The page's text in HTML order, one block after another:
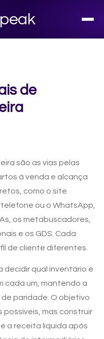
de
são as vias pelas
à venda e alcança
como o site
ou o WhatsApp,
os metabuscadores,
e os GDS. Cada
de cliente diferentes.
decidir qual inventário e
cada um, mantendo a
paridade. O objetivo
mas construir
a receita líquida após